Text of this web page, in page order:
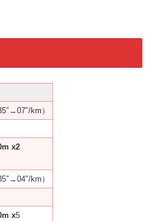
km）
x2
km）
x5